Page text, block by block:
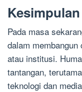
Kesimpulan
Pada masa
dalam
atau institusi.
tantangan,
teknologi dan